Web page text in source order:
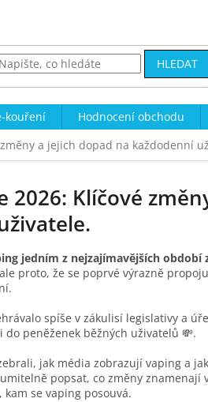
HLEDAT
kouření Hodnocení obchodu
a jejich dopad na každodenní
2026: Klíčové
jedním z nejzajímavějších období
proto, že se poprvé výrazně
spíše v zákulisí legislativy a
peněženek běžných uživatelů 💸.
jak média zobrazují vaping a
popsat, co změny
se vaping posouvá.